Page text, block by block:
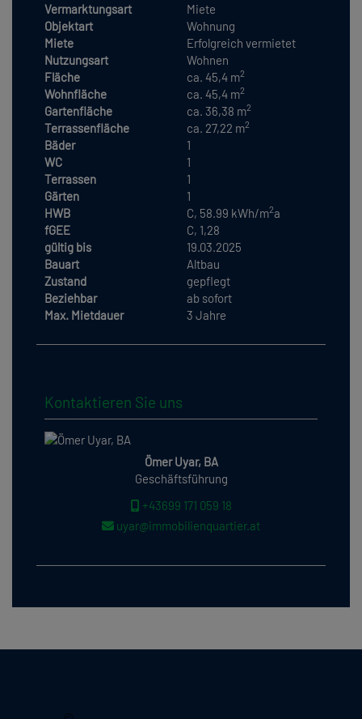
Vermarktungsart
Miete
Objektart
Wohnung
Miete
Erfolgreich vermietet
Nutzungsart
Wohnen
Fläche
ca. 45,4 m2
Wohnfläche ca. 45,4 m2
Gartenfläche ca. 36,38 m2
Terrassenfläche ca. 27,22 m2
Bäder
1
WC
1
Terrassen
1
Gärten
1
HWB
C, 58.99 kWh/m2a
fGEE
C, 1,28
gültig bis
19.03.2025
Bauart
Altbau
Zustand
gepflegt
Beziehbar
ab sofort
Max. Mietdauer
3 Jahre
Kontaktieren Sie uns
Ömer Uyar, BA
Geschäftsführung
+43699 171 059 18
uyar@immobilienquartier.at